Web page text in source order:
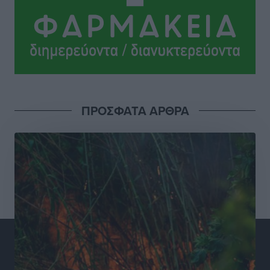
και συνεργασία Ρόδου με το Αττικόν για το
Ακτινοθεραπευτικό
Τοπικές Ειδήσεις• πριν 12 ώρες
Συνελήφθησαν έξι άτομα για ηχορύπανση από
15 Αυγούστου 2026: Πώς θα πληρωθούν όσοι
εργαστούν την αργία – Τι ισχύει για πενθήμερο,
εξαήμερο και άδειες
Ειδήσεις πριν 12 ώρες
ΠΡΟΣΦΑΤΑ ΑΡΘΡΑ